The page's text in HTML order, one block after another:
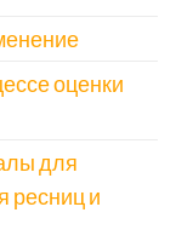
оценки
для
ресниц и